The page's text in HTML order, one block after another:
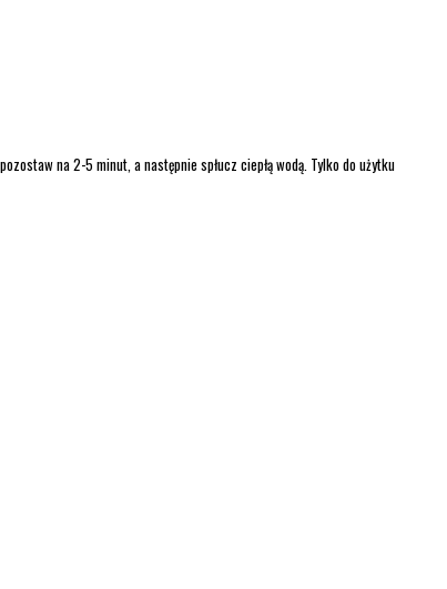
na 2-5 minut, a następnie spłucz ciepłą wodą. Tylko do użytku